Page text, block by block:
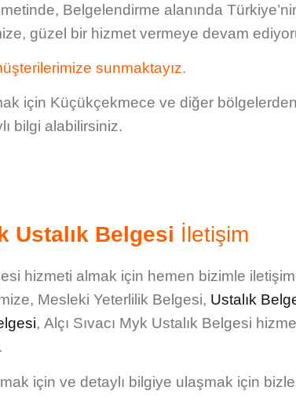
Belgelendirme alanında
güzel bir hizmet vermeye devam
sunmaktayız.
için Küçükçekmece ve diğer
bilgi alabilirsiniz.
Ustalık Belgesi İletişim
hizmeti almak için hemen bizimle
Mesleki Yeterlilik Belgesi, Ustalık
, Alçı Sıvacı Myk Ustalık Belgesi
için ve detaylı bilgiye ulaşmak için